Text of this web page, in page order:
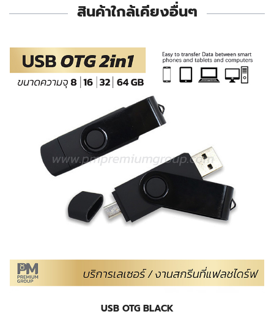
สินค้าใกล้เคียงอื่นๆ
USB OTG BLACK